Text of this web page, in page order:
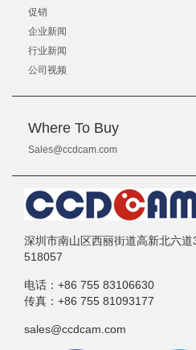
促销
企业新闻
行业新闻
公司视频
Where To Buy
Sales@ccdcam.com
深圳市南山区西丽街道高新北六
518057
电话： +86 755 83106630
传真： +86 755 81093177
sales@ccdcam.com